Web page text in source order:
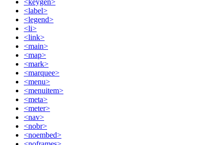
<label>
<legend>
<li>
<link>
<main>
<map>
<mark>
<marquee>
<menu>
<menuitem>
<meta>
<meter>
<nav>
<nobr>
<noembed>